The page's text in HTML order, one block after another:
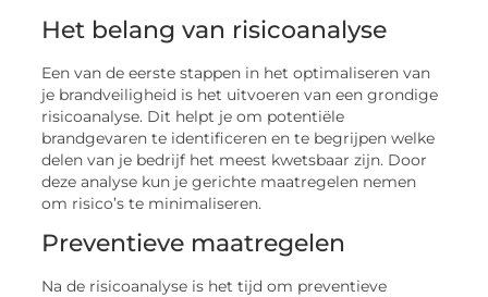
Het belang van risicoanalyse
Een van de eerste stappen in het optimaliseren van
je brandveiligheid is het uitvoeren van een grondige
risicoanalyse. Dit helpt je om potentiële
brandgevaren te identificeren en te begrijpen welke
delen van je bedrijf het meest kwetsbaar zijn. Door
deze analyse kun je gerichte maatregelen nemen
om risico’s te minimaliseren.
Preventieve maatregelen
Na de risicoanalyse is het tijd om preventieve